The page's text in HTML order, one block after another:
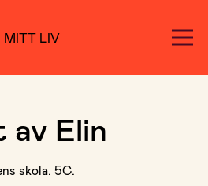
MITT LIV
Elin
skola. 5C.